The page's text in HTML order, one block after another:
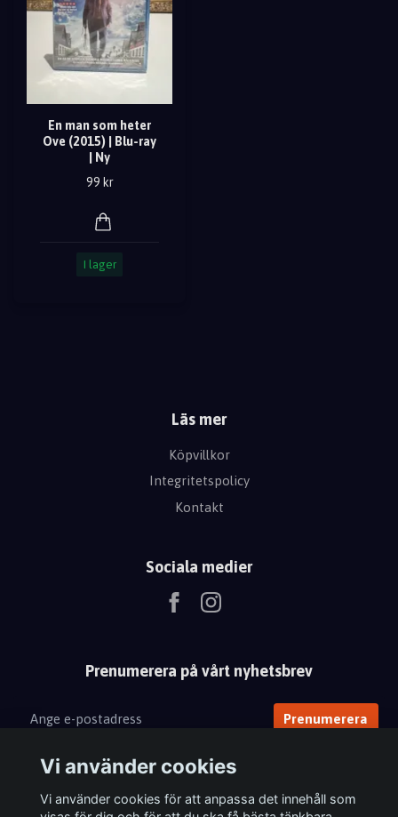
En man som heter
Ove (2015) | Blu-ray
| Ny
99 kr
I lager
Läs mer
Köpvillkor
Integritetspolicy
Kontakt
Sociala medier
Prenumerera på vårt nyhetsbrev
Prenumerera
Vi använder cookies
Vi använder cookies för att anpassa det innehåll som